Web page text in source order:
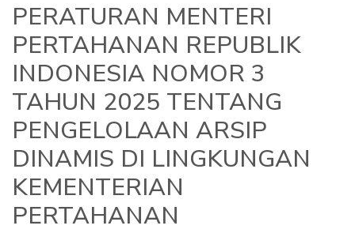
PERATURAN MENTERI
PERTAHANAN REPUBLIK
INDONESIA NOMOR 3
TAHUN 2025 TENTANG
PENGELOLAAN ARSIP
DINAMIS DI LINGKUNGAN
KEMENTERIAN
PERTAHANAN